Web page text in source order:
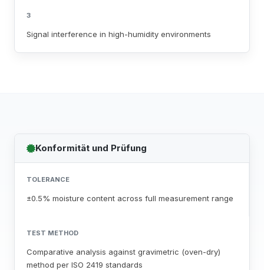
3
Signal interference in high-humidity environments
Konformität und Prüfung
TOLERANCE
±0.5% moisture content across full measurement range
TEST METHOD
Comparative analysis against gravimetric (oven-dry)
method per ISO 2419 standards